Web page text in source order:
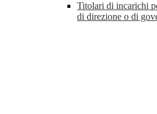
Titolari di incarichi
di direzione o di